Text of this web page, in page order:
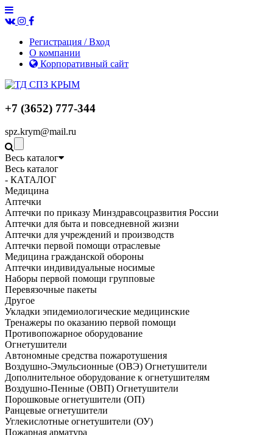
Регистрация / Вход
О компании
Корпоративный сайт
+7 (3652) 777-344
spz.krym@mail.ru
Весь каталог
Весь каталог
- КАТАЛОГ
Медицина
Аптечки
Аптечки по приказу Минздравсоцразвития России
Аптечки для быта и повседневной жизни
Аптечки для учреждений и производств
Аптечки первой помощи отраслевые
Медицина гражданской обороны
Аптечки индивидуальные носимые
Наборы первой помощи групповые
Перевязочные пакеты
Другое
Укладки эпидемиологические медицинские
Тренажеры по оказанию первой помощи
Противопожарное оборудование
Огнетушители
Автономные средства пожаротушения
Воздушно-Эмульсионные (ОВЭ) Огнетушители
Дополнительное оборудование к огнетушителям
Воздушно-Пенные (ОВП) Огнетушители
Порошковые огнетушители (ОП)
Ранцевые огнетушители
Углекислотные огнетушители (ОУ)
Пожарная арматура